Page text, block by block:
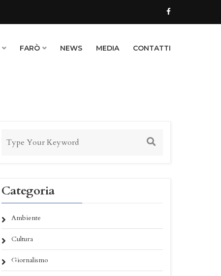
FARÒ NEWS MEDIA CONTATTI
Categoria
Ambiente
Cultura
Giornalismo